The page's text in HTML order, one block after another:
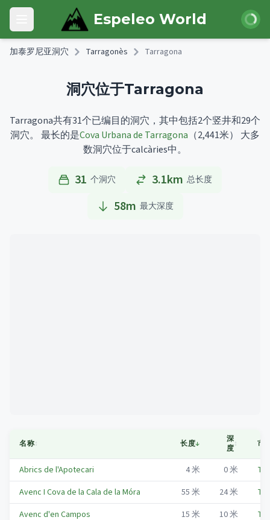
Skip to main content
Open main menu Espeleo World 登录
加泰罗尼亚洞穴 Tarragonès Tarragona
洞穴位于Tarragona
Tarragona共有31个已编目的洞穴，其中包括2个竖井和29个
洞穴。
最长的是Cova Urbana de Tarragona （2,441米）
大多
数洞穴位于calcàries中。
31 个洞穴 3.1km 总长度
58m 最大深度
名称↕ 长度↓
深
度↕ 市
Abrics de l'Apotecari 4米 0米
Avenc I Cova de la Cala de la Móra
55 米 24米
Avenc d'en Campos
15 米 10米